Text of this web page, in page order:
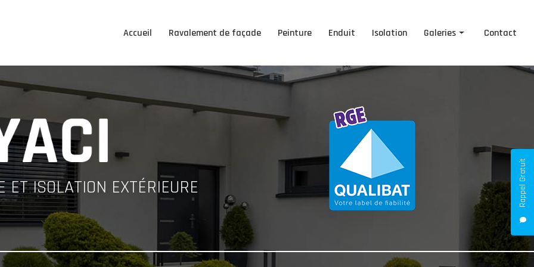
Rappel Gratuit
Accueil Ravalement de façade Peinture Enduit Isolation Galeries Contact
ISOLATION EXTÉRIEURE